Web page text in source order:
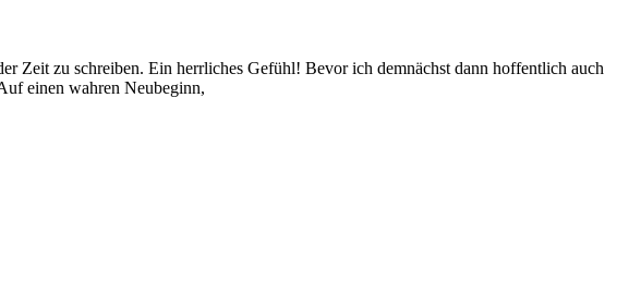
Zeit zu schreiben. Ein herrliches Gefühl! Bevor ich demnächst dann hoffentlich auch
einen wahren Neubeginn,